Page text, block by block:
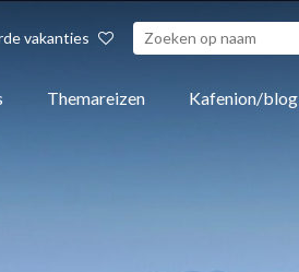
vakanties
Themareizen Kafenion/blog